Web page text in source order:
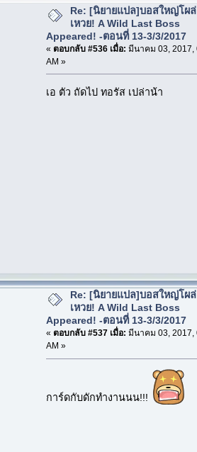
Re: [นิยายแปล]บอสใหญ่โผ
เหวย! A Wild Last Boss
Appeared! -ตอนที่ 13-3/3/2017
« ตอบกลับ #536 เมื่อ: มีนาคม 03, 2017,
AM »
เอ ตัว ถัดไป ทอรัส เปล่าน้า
Re: [นิยายแปล]บอสใหญ่โผ
เหวย! A Wild Last Boss
Appeared! -ตอนที่ 13-3/3/2017
« ตอบกลับ #537 เมื่อ: มีนาคม 03, 2017,
AM »
การ์ดกับดักทำงานนน!!!